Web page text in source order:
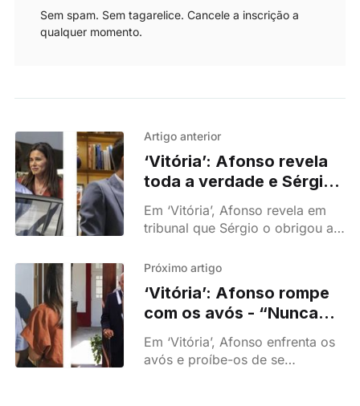
Sem spam. Sem tagarelice. Cancele a inscrição a
qualquer momento.
Artigo anterior
‘Vitória’: Afonso revela
toda a verdade e Sérgio
acaba em prisão
preventiva
Em ‘Vitória’, Afonso revela em
tribunal que Sérgio o obrigou a
mãe. O vilão é preso
de rumo.
Próximo artigo
‘Vitória’: Afonso rompe
com os avós - “Nunca
mais se aproximem de
nós!”
Em ‘Vitória’, Afonso enfrenta os
avós e proíbe-os de se